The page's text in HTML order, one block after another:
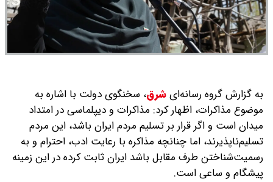
به گزارش گروه رسانه‌ایشرق، سخنگوی دولت با اشاره به
موضوع مذاکرات، اظهار کرد: مذاکرات و دیپلماسی در امتداد
میدان است و اگر قرار بر تسلیم مردم ایران باشد، این مردم
تسلیم‌ناپذیرند، اما چنانچه مذاکره با رعایت ادب، احترام و به
رسمیت‌شناختن طرف مقابل باشد ایران ثابت کرده در این زمینه
پیشگام و ساعی است.